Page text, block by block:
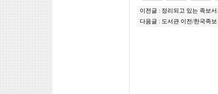
이전글 : 정리되고 있는 족보서
다음글 : 도서관 이전/한국족